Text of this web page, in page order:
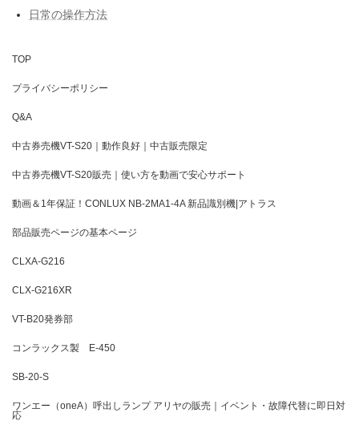
日常の操作方法
TOP
プライバシーポリシー
Q&A
中古券売機VT-S20｜動作良好｜中古販売限定
中古券売機VT-S20販売｜使い方を動画で安心サポート
動画＆1年保証！CONLUX NB-2MA1-4A 新品識別機|アトラス
部品販売ページの基本ページ
CLXA-G216
CLX-G216XR
VT-B20発券部
コンラックス製 E-450
SB-20-S
ワンエー（oneA）呼出しランプ アリヤの販売｜イベント・故障代替に即日対
応